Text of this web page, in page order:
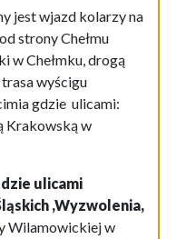
jest wjazd kolarzy na
strony Chełmu
w Chełmku, drogą
wyścigu
gdzie ulicami:
Krakowską w
ulicami
,Wyzwolenia,
Wilamowickiej w